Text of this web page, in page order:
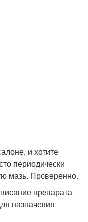
и хотите
периодически
мазь. Проверенно.
препарата
назначения